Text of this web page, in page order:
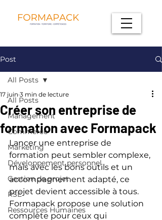
Post
All Posts
Management
Commerce
Marketing
Développement personnel
Gestion de projet
RSE
Ressources Humaines
All Posts
Créer son entreprise de
formation avec Formapack
17 juin 3 min de lecture
Lancer une entreprise de
formation peut sembler complexe,
mais avec les bons outils et un
accompagnement adapté, ce
projet devient accessible à tous.
Formapack propose une solution
complète pour ceux qui